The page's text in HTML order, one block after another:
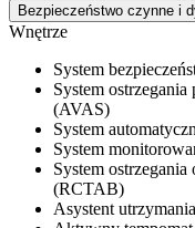
Bezpieczeństwo czynne i
Wnętrze
System
System
(AVAS)
System
System
System
(RCTAB)
Asystent